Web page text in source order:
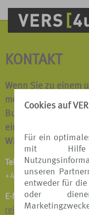
Cookies auf
Für ein
mit
unseren
entweder für
oder
KONTAKT
Wenn Sie zu einem
mehr erfahren
Buchung behilflich
einfach an.
Wir beraten Sie
Telefon:
+49 511 8798 9809
E-Mail: